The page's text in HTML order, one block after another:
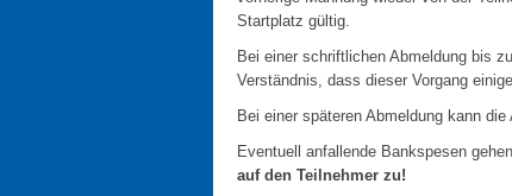
Startplatz gültig.
Bei einer schriftlichen Abmeldung bis
Verständnis, dass dieser Vorgang
Bei einer späteren Abmeldung kann
Eventuell anfallende Bankspesen
auf den Teilnehmer zu!